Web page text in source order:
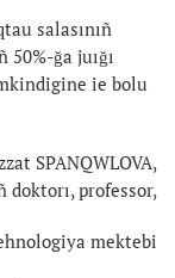
salasınıñ
ğa juığı
ie bolu
SPANQWLOVA,
doktorı, professor,
mektebi